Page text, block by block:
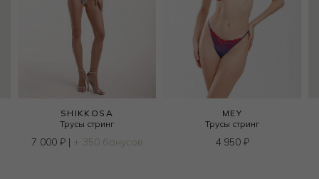
SHIKKOSA
Трусы стринг
7 000 ₽| + 350 бонусов
MEY
Трусы стринг
4 950 ₽